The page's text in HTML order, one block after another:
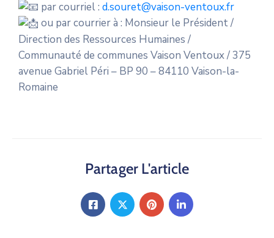
par courriel : d.souret@vaison-ventoux.fr
ou par courrier à : Monsieur le Président /
Direction des Ressources Humaines /
Communauté de communes Vaison Ventoux / 375
avenue Gabriel Péri – BP 90 – 84110 Vaison-la-
Romaine
Partager L'article